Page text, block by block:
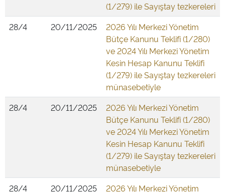
(1/279) ile Sayıştay tezkereleri
28/4
20/11/2025
2026 Yılı Merkezi Yönetim
Bütçe Kanunu Teklifi (1/280)
ve 2024 Yılı Merkezi Yönetim
Kesin Hesap Kanunu Teklifi
(1/279) ile Sayıştay tezkereleri
münasebetiyle
28/4
20/11/2025
2026 Yılı Merkezi Yönetim
Bütçe Kanunu Teklifi (1/280)
ve 2024 Yılı Merkezi Yönetim
Kesin Hesap Kanunu Teklifi
(1/279) ile Sayıştay tezkereleri
münasebetiyle
28/4
20/11/2025
2026 Yılı Merkezi Yönetim